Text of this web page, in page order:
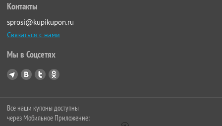
Контакты
sprosi@kupikupon.ru
Связаться с нами
Мы в Соцсетях
Все наши купоны доступны
через Мобильное Приложение: